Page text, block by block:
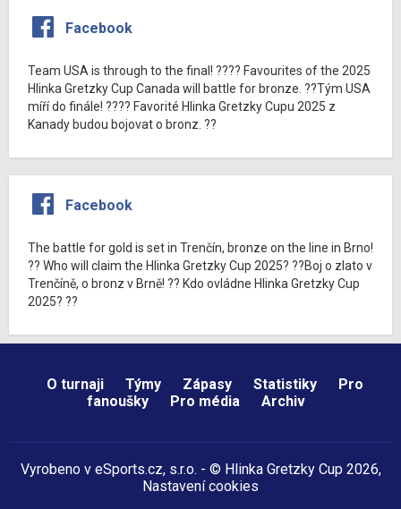
Facebook
Team USA is through to the final! ???? Favourites of the 2025
Hlinka Gretzky Cup Canada will battle for bronze. ??Tým USA
míří do finále! ???? Favorité Hlinka Gretzky Cupu 2025 z
Kanady budou bojovat o bronz. ??
Facebook
The battle for gold is set in Trenčín, bronze on the line in Brno!
?? Who will claim the Hlinka Gretzky Cup 2025? ??Boj o zlato v
Trenčíně, o bronz v Brně! ?? Kdo ovládne Hlinka Gretzky Cup
2025? ??
O turnaji Týmy Zápasy Statistiky
Pro
fanoušky
Pro média Archiv
Vyrobeno v eSports.cz, s.r.o. - © Hlinka Gretzky Cup 2026,
Nastavení cookies